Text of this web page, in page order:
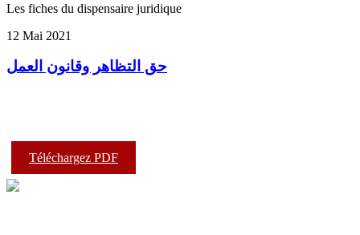
Les fiches du dispensaire juridique
12 Mai 2021
حق التظاهر وقانون العمل
Téléchargez PDF